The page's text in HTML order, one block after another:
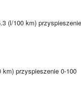
(l/100 km)
km) przyspieszenie 0-100